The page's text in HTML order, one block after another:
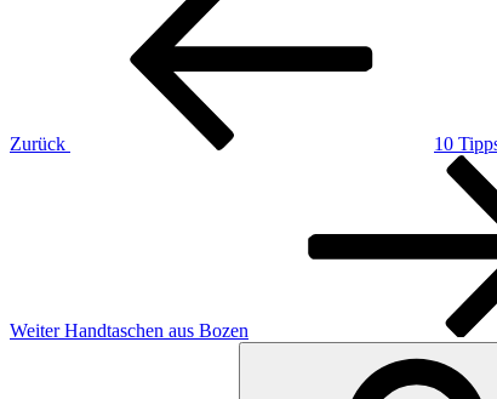
Zurück
10
Weiter Handtaschen aus Bozen